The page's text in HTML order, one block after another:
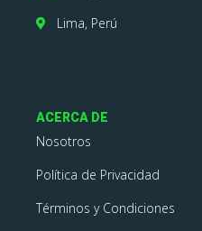
Lima, Perú
ACERCA DE
Nosotros
Política de Privacidad
Términos y Condiciones